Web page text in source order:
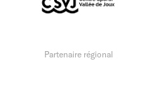
Partenaire régional